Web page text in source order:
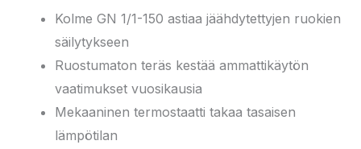
Kolme GN 1/1-150 astiaa jäähdytettyjen ruokien
säilytykseen
Ruostumaton teräs kestää ammattikäytön
vaatimukset vuosikausia
Mekaaninen termostaatti takaa tasaisen
lämpötilan